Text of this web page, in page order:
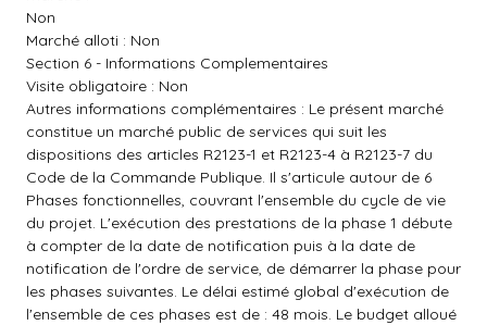
Non
Marché alloti : Non
Section 6 - Informations Complementaires
Visite obligatoire : Non
Autres informations complémentaires : Le présent marché
constitue un marché public de services qui suit les
dispositions des articles R2123-1 et R2123-4 à R2123-7 du
Code de la Commande Publique. Il s'articule autour de 6
Phases fonctionnelles, couvrant l'ensemble du cycle de vie
du projet. L'exécution des prestations de la phase 1 débute
à compter de la date de notification puis à la date de
notification de l'ordre de service, de démarrer la phase pour
les phases suivantes. Le délai estimé global d'exécution de
l'ensemble de ces phases est de : 48 mois. Le budget alloué